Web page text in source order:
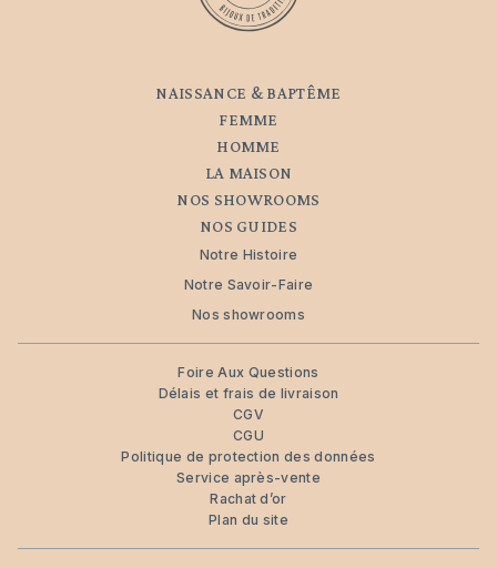
NAISSANCE & BAPTÊME
FEMME
HOMME
LA MAISON
NOS SHOWROOMS
NOS GUIDES
Notre Histoire
Notre Savoir-Faire
Nos showrooms
Foire Aux Questions
Délais et frais de livraison
CGV
CGU
Politique de protection des données
Service après-vente
Rachat d’or
Plan du site